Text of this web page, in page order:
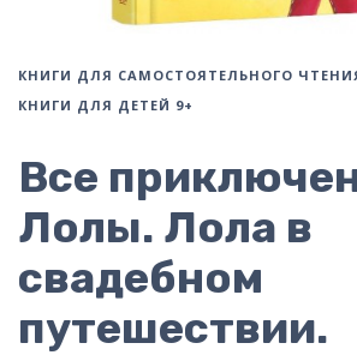
КНИГИ ДЛЯ САМОСТОЯТЕЛЬНОГО
КНИГИ ДЛЯ ДЕТЕЙ 9+
Все
Лолы. Лола в
свадебном
путешествии.